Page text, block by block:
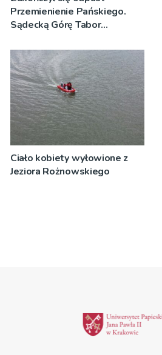
Przemienienie Pańskiego.
Sądecką Górę Tabor
pielgrzymów
Ciało kobiety wyłowione z
Jeziora Rożnowskiego